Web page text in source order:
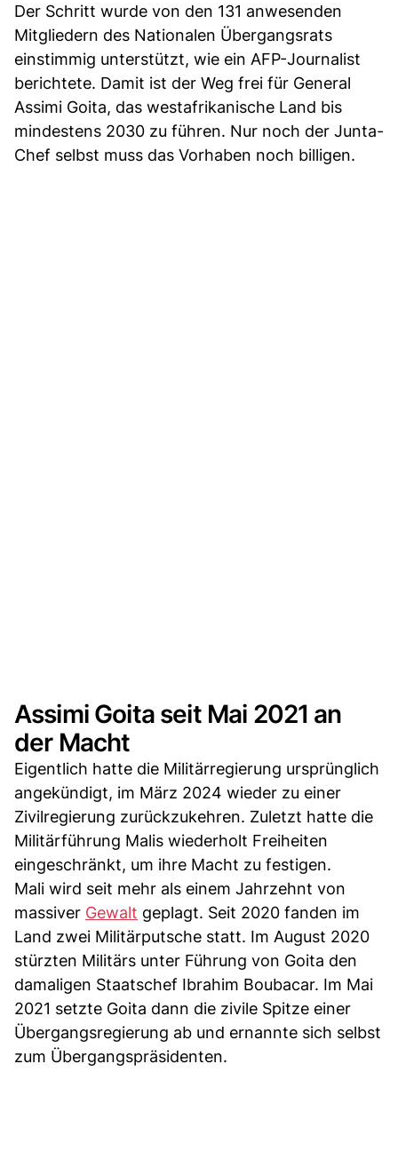
Der Schritt wurde von den 131 anwesenden
Mitgliedern des Nationalen Übergangsrats
einstimmig unterstützt, wie ein AFP-Journalist
berichtete. Damit ist der Weg frei für General
Assimi Goita, das westafrikanische Land bis
mindestens 2030 zu führen. Nur noch der Junta-
Chef selbst muss das Vorhaben noch billigen.
Assimi Goita seit Mai 2021 an
der Macht
Eigentlich hatte die Militärregierung ursprünglich
angekündigt, im März 2024 wieder zu einer
Zivilregierung zurückzukehren. Zuletzt hatte die
Militärführung Malis wiederholt Freiheiten
eingeschränkt, um ihre Macht zu festigen.
Mali wird seit mehr als einem Jahrzehnt von
massiver Gewalt geplagt. Seit 2020 fanden im
Land zwei Militärputsche statt. Im August 2020
stürzten Militärs unter Führung von Goita den
damaligen Staatschef Ibrahim Boubacar. Im Mai
2021 setzte Goita dann die zivile Spitze einer
Übergangsregierung ab und ernannte sich selbst
zum Übergangspräsidenten.